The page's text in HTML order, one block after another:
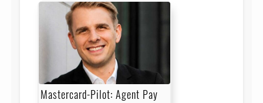
Mastercard-Pilot: Agent Pay